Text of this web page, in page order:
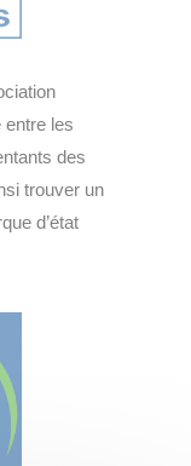
entre les
des
trouver un
d’état